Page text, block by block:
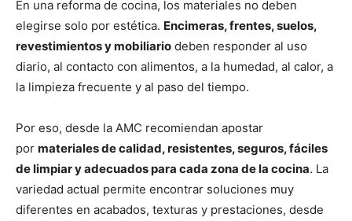
En una reforma de cocina, los materiales no deben
elegirse solo por estética. Encimeras, frentes, suelos,
revestimientos y mobiliario deben responder al uso
diario, al contacto con alimentos, a la humedad, al calor, a
la limpieza frecuente y al paso del tiempo.
Por eso, desde la AMC recomiendan apostar
por materiales de calidad, resistentes, seguros, fáciles
de limpiar y adecuados para cada zona de la cocina. La
variedad actual permite encontrar soluciones muy
diferentes en acabados, texturas y prestaciones, desde